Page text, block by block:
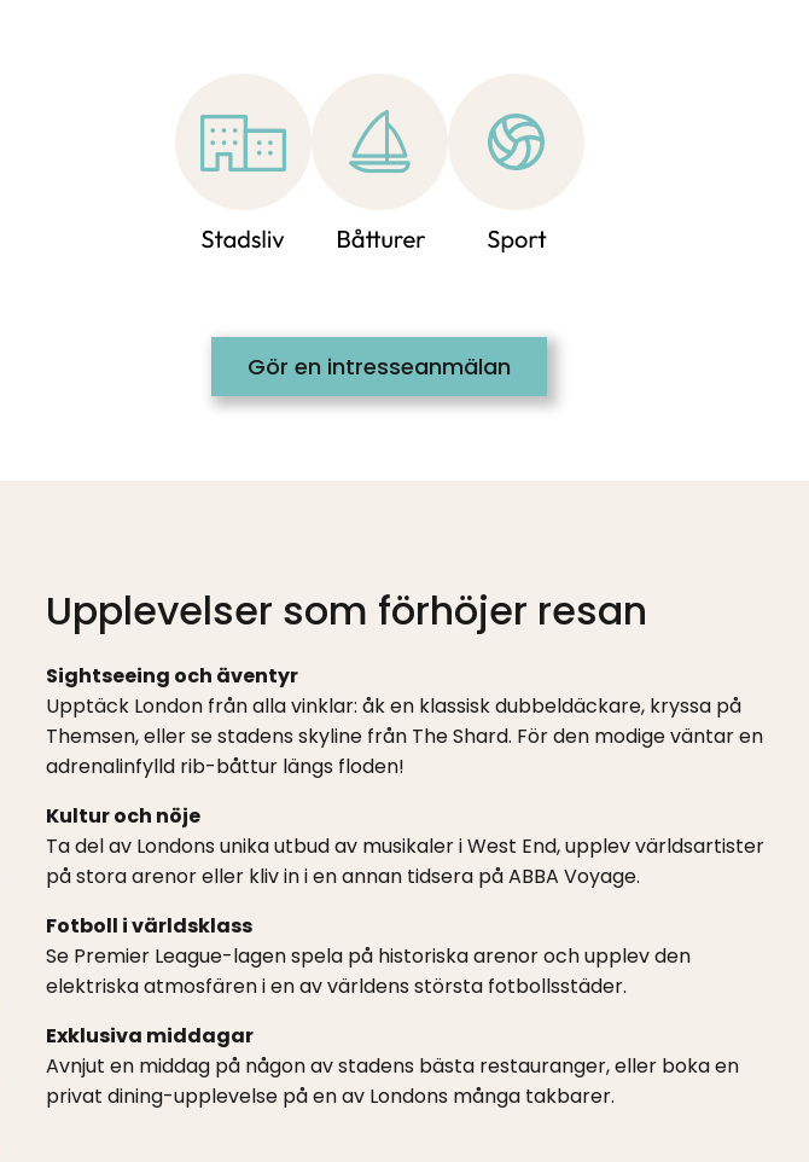
Gör en intresseanmälan
Upplevelser som förhöjer resan
Sightseeing och äventyr
Upptäck London från alla vinklar: åk en klassisk dubbeldäckare, kryssa på
Themsen, eller se stadens skyline från The Shard. För den modige väntar en
adrenalinfylld rib-båttur längs floden!
Kultur och nöje
Ta del av Londons unika utbud av musikaler i West End, upplev världsartister
på stora arenor eller kliv in i en annan tidsera på ABBA Voyage.
Fotboll i världsklass
Se Premier League-lagen spela på historiska arenor och upplev den
elektriska atmosfären i en av världens största fotbollsstäder.
Exklusiva middagar
Avnjut en middag på någon av stadens bästa restauranger, eller boka en
privat dining-upplevelse på en av Londons många takbarer.